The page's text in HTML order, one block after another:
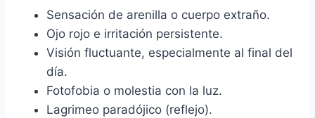
Sensación de arenilla o cuerpo extraño.
Ojo rojo e irritación persistente.
Visión fluctuante, especialmente al final del
día.
Fotofobia o molestia con la luz.
Lagrimeo paradójico (reflejo).